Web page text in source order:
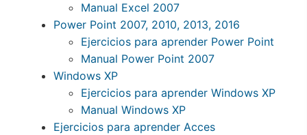
Manual Excel 2007
Power Point 2007, 2010, 2013, 2016
Ejercicios para aprender Power Point
Manual Power Point 2007
Windows XP
Ejercicios para aprender Windows XP
Manual Windows XP
Ejercicios para aprender Acces